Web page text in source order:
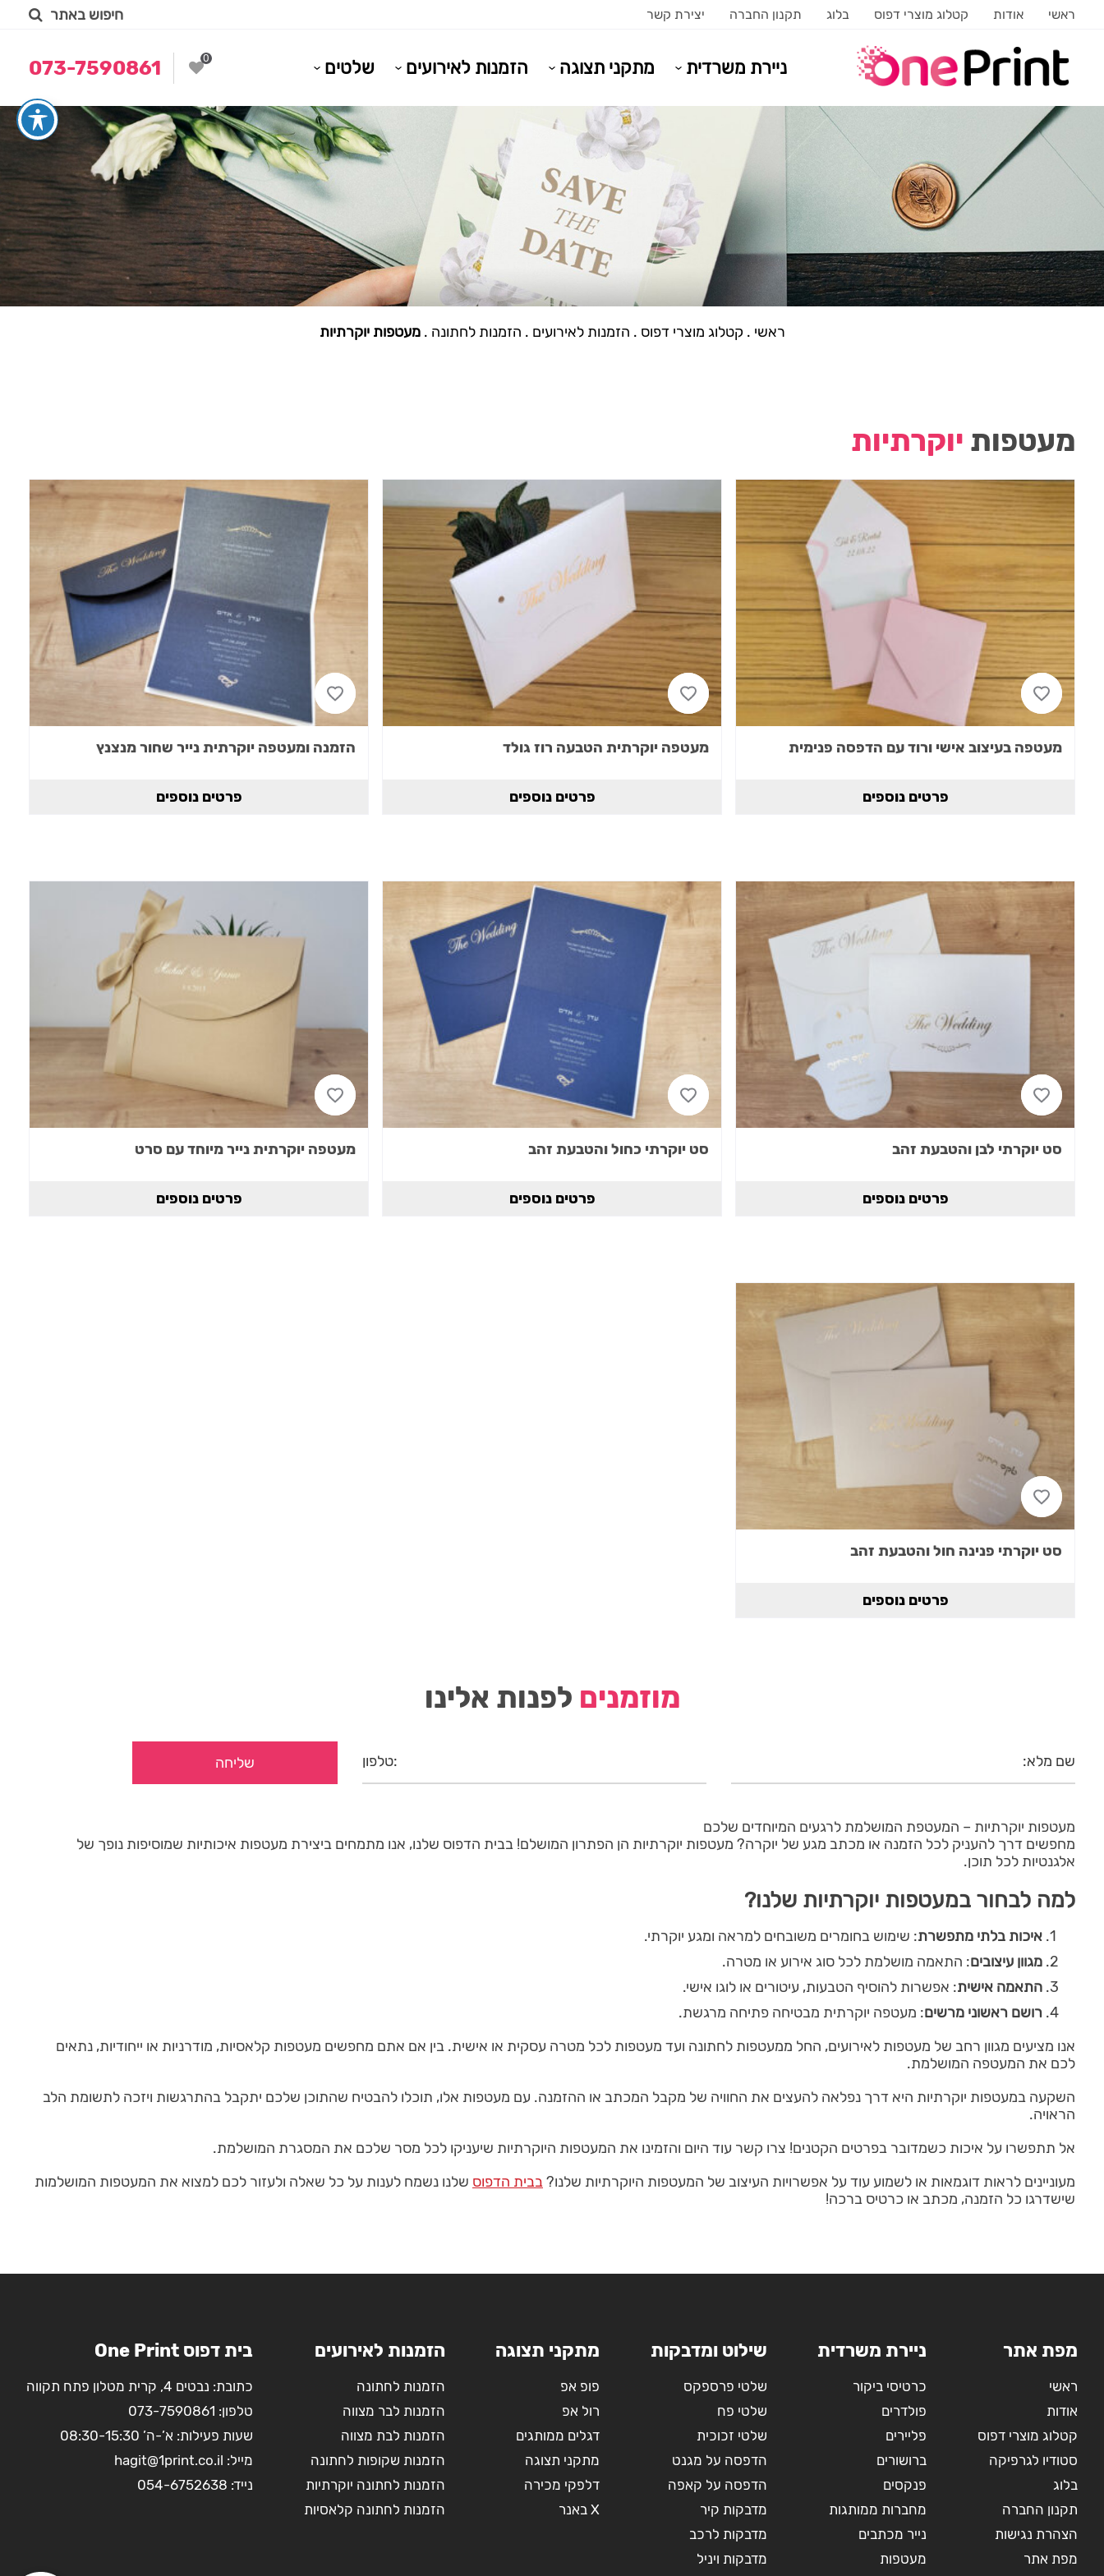
ראשי אודות קטלוג מוצרי דפוס בלוג תקנון החברה יצירת קשר חיפוש באתר
ניירת משרדית מתקני תצוגה הזמנות לאירועים שלטים 0
073-7590861
ראשי . קטלוג מוצרי דפוס . הזמנות לאירועים . הזמנות לחתונה .מעטפות יוקרתיות
מעטפות יוקרתיות
מעטפה בעיצוב אישי ורוד עם הדפסה פנימית
פרטים נוספים
מעטפה יוקרתית הטבעה רוז גולד
פרטים נוספים
הזמנה ומעטפה יוקרתית נייר שחור מנצנץ
פרטים נוספים
סט יוקרתי לבן והטבעת זהב
פרטים נוספים
סט יוקרתי כחול והטבעת זהב
פרטים נוספים
מעטפה יוקרתית נייר מיוחד עם סרט
פרטים נוספים
סט יוקרתי פנינה חול והטבעת זהב
פרטים נוספים
מוזמנים לפנות אלינו
מעטפות יוקרתיות – המעטפת המושלמת לרגעים המיוחדים שלכם
מחפשים דרך להעניק לכל הזמנה או מכתב מגע של יוקרה? מעטפות יוקרתיות הן הפתרון המושלם! בבית הדפוס שלנו, אנו מתמחים ביצירת מעטפות איכותיות שמוסיפות נופך של
אלגנטיות לכל תוכן.
למה לבחור במעטפות יוקרתיות שלנו?
איכות בלתי מתפשרת: שימוש בחומרים משובחים למראה ומגע יוקרתי.
מגוון עיצובים: התאמה מושלמת לכל סוג אירוע או מטרה.
התאמה אישית: אפשרות להוסיף הטבעות, עיטורים או לוגו אישי.
רושם ראשוני מרשים: מעטפה יוקרתית מבטיחה פתיחה מרגשת.
אנו מציעים מגוון רחב של מעטפות לאירועים, החל ממעטפות לחתונה ועד מעטפות לכל מטרה עסקית או אישית. בין אם אתם מחפשים מעטפות קלאסיות, מודרניות או ייחודיות, נתאים
לכם את המעטפה המושלמת.
השקעה במעטפות יוקרתיות היא דרך נפלאה להעצים את החוויה של מקבל המכתב או ההזמנה. עם מעטפות אלו, תוכלו להבטיח שהתוכן שלכם יתקבל בהתרגשות ויזכה לתשומת הלב
הראויה.
אל תתפשרו על איכות כשמדובר בפרטים הקטנים! צרו קשר עוד היום והזמינו את המעטפות היוקרתיות שיעניקו לכל מסר שלכם את המסגרת המושלמת.
מעוניינים לראות דוגמאות או לשמוע עוד על אפשרויות העיצוב של המעטפות היוקרתיות שלנו?בבית הדפוס שלנו נשמח לענות על כל שאלה ולעזור לכם למצוא את המעטפות המושלמות
שישדרגו כל הזמנה, מכתב או כרטיס ברכה!
מפת אתר
ראשי
אודות
קטלוג מוצרי דפוס
סטודיו לגרפיקה
בלוג
תקנון החברה
הצהרת נגישות
מפת אתר
ניירת משרדית
כרטיסי ביקור
פולדרים
פליירים
ברושורים
פנקסים
מחברות ממותגות
נייר מכתבים
מעטפות
שילוט ומדבקות
שלטי פרספקס
שלטי פח
שלטי זכוכית
הדפסה על מגנט
הדפסה על קאפה
מדבקות קיר
מדבקות לרכב
מדבקות ויניל
מתקני תצוגה
פופ אפ
רול אפ
דגלים ממותגים
מתקני תצוגה
דלפקי מכירה
X באנר
הזמנות לאירועים
הזמנות לחתונה
הזמנות לבר מצווה
הזמנות לבת מצווה
הזמנות שקופות לחתונה
הזמנות לחתונה יוקרתיות
הזמנות לחתונה קלאסיות
בית דפוס One Print
כתובת: נבטים 4, קרית מטלון פתח תקווה
טלפון: 073-7590861
שעות פעילות: א’-ה’ 08:30-15:30
מייל: hagit@1print.co.il
נייד: 054-6752638